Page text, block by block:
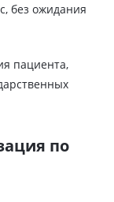
без ожидания
пациента,
по